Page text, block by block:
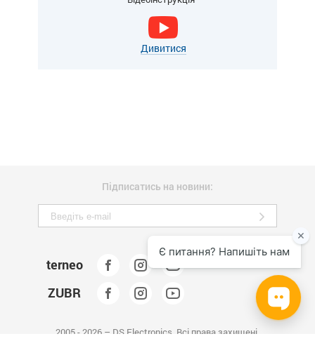
Дивитися
Підписатись на новини:
terneo
ZUBR
2005 - 2026 – DS Electronics. Всі права захищені.